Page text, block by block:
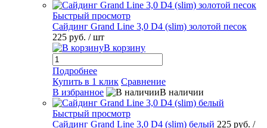
Быстрый просмотр
Сайдинг Grand Line 3,0 D4 (slim) золотой песок
225 руб. / шт
В корзину
Подробнее
Купить в 1 клик Сравнение
В избранное
В наличии
Быстрый просмотр
Сайдинг Grand Line 3,0 D4 (slim) белый 225 руб. /